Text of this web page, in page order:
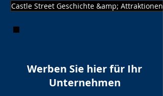
Castle Street Geschichte &amp; Attraktionen
Werben Sie hier für Ihr
Unternehmen